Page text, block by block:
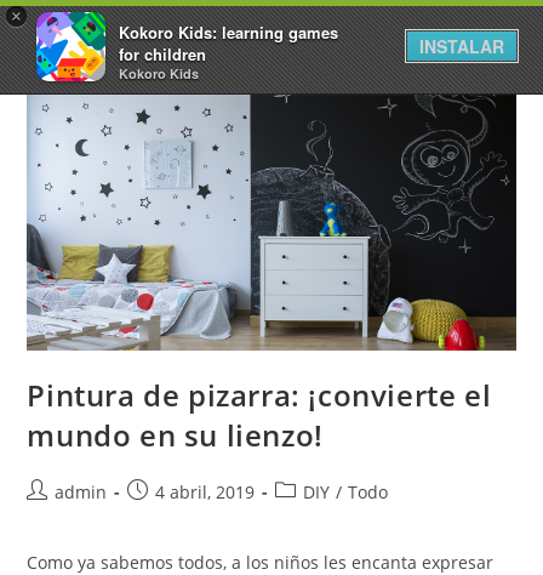
×
Kokoro Kids: learning games
for children
Kokoro Kids
INSTALAR
Pintura de pizarra: ¡convierte el
mundo en su lienzo!
admin 4 abril, 2019 DIY / Todo
Como ya sabemos todos, a los niños les encanta expresar